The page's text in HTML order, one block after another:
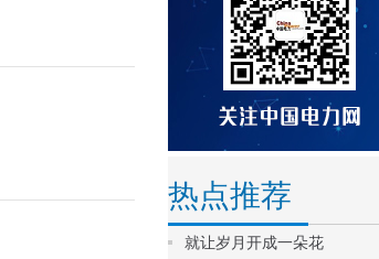
热点推荐
就让岁月开成一朵花